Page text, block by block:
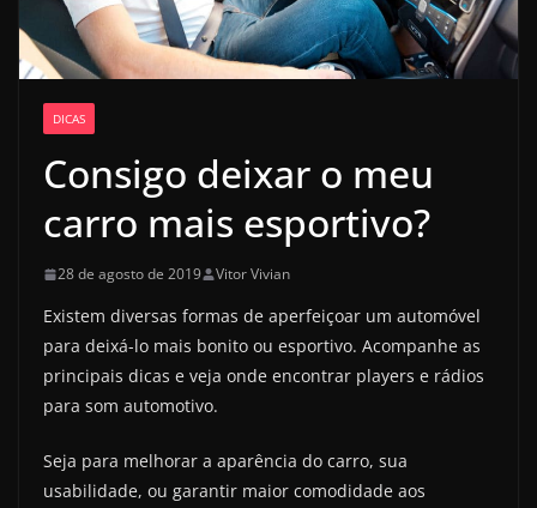
DICAS
Consigo deixar o meu
carro mais esportivo?
28 de agosto de 2019 Vitor Vivian
Existem diversas formas de aperfeiçoar um automóvel
para deixá-lo mais bonito ou esportivo. Acompanhe as
principais dicas e veja onde encontrar players e rádios
para som automotivo.
Seja para melhorar a aparência do carro, sua
usabilidade, ou garantir maior comodidade aos